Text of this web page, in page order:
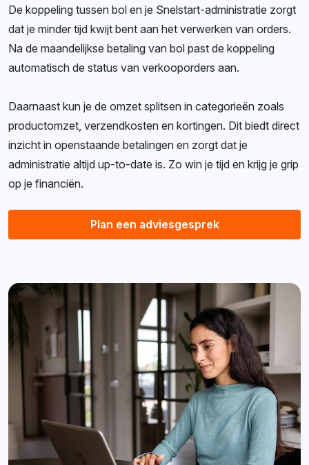
De koppeling tussen bol en je Snelstart-administratie zorgt
dat je minder tijd kwijt bent aan het verwerken van orders.
Na de maandelijkse betaling van bol past de koppeling
automatisch de status van verkooporders aan.
Daarnaast kun je de omzet splitsen in categorieën zoals
productomzet, verzendkosten en kortingen. Dit biedt direct
inzicht in openstaande betalingen en zorgt dat je
administratie altijd up-to-date is. Zo win je tijd en krijg je grip
op je financiën.
Plan een adviesgesprek